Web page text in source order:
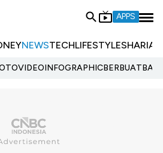
APPS
NEWSTECHLIFESTYLESHARIA
VIDEOINFOGRAPHIC